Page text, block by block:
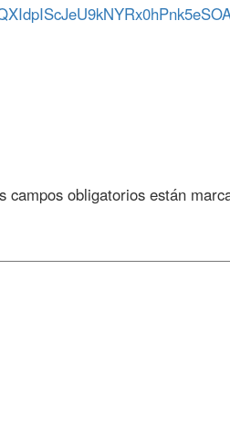
campos obligatorios están